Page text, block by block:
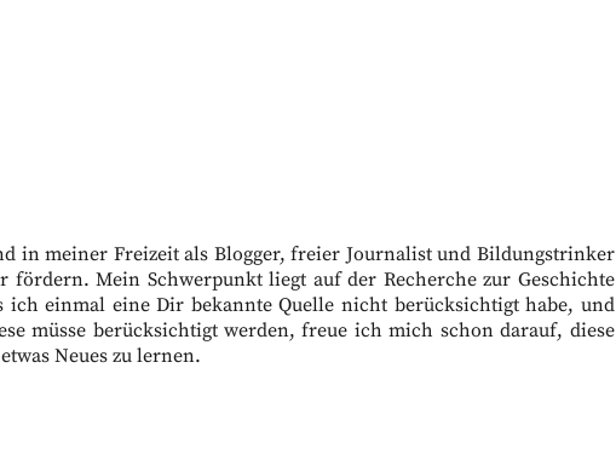
in meiner Freizeit als Blogger, freier Journalist und Bildungstrinker
fördern. Mein Schwerpunkt liegt auf der Recherche zur Geschichte
ich einmal eine Dir bekannte Quelle nicht berücksichtigt habe, und
müsse berücksichtigt werden, freue ich mich schon darauf, diese
Neues zu lernen.